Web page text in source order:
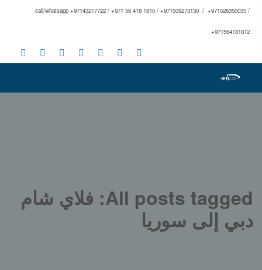
call/whatsapp +97143217722 / +971 56 418 1810 / +971509273130 / +971526350035 /
+971564181812
All posts tagged: فلاي شام
دبي إلى سوريا